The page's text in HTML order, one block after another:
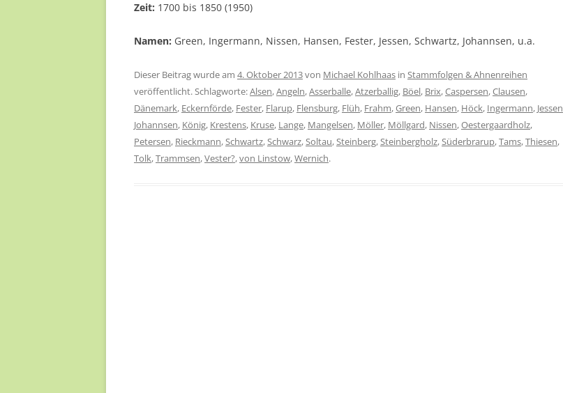
Zeit: 1700 bis 1850 (1950)
Namen: Green, Ingermann, Nissen, Hansen, Fester, Jessen, Schwartz, Johannsen, u.a.
Dieser Beitrag wurde am 4. Oktober 2013von Michael Kohlhaas in Stammfolgen & Ahnenreihen
veröffentlicht. Schlagworte:Alsen,Angeln,Asserballe,Atzerballig, Böel, Brix,Caspersen,Clausen,
Dänemark, Eckernförde, Fester, Flarup, Flensburg, Flüh, Frahm,Green, Hansen, Höck, Ingermann, Jessen
Johannsen, König, Krestens, Kruse, Lange, Mangelsen, Möller, Möllgard, Nissen,Oestergaardholz,
Petersen, Rieckmann,Schwartz,Schwarz,Soltau,Steinberg,Steinbergholz,Süderbrarup,Tams,Thiesen,
Tolk,Trammsen,Vester?,von Linstow,Wernich.